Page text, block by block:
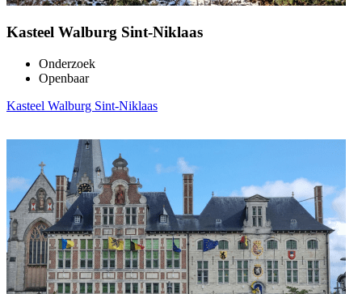
Kasteel Walburg Sint-Niklaas
Onderzoek
Openbaar
Kasteel Walburg Sint-Niklaas